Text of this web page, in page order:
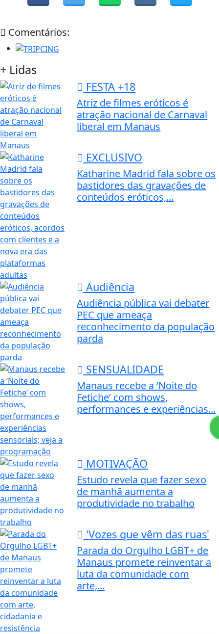
Comentários:
+ Lidas
FESTA +18
Atriz de filmes eróticos é
atração nacional de Carnaval
liberal em Manaus
EXCLUSIVO
Katharine Madrid fala sobre os
bastidores das gravações de
conteúdos eróticos,...
Audiência
Audiência pública vai debater
PEC que ameaça
reconhecimento da população
parda
SENSUALIDADE
Manaus recebe a ‘Noite do
Fetiche’ com shows,
performances e experiências...
MOTIVAÇÃO
Estudo revela que fazer sexo
de manhã aumenta a
produtividade no trabalho
'Vozes que vêm das ruas'
Parada do Orgulho LGBT+ de
Manaus promete reinventar a
luta da comunidade com
arte,...